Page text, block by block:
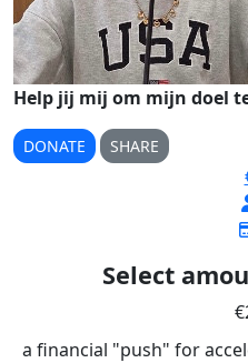
Help jij mij om mijn doel
DONATE SHARE
Select
a financial "push" for